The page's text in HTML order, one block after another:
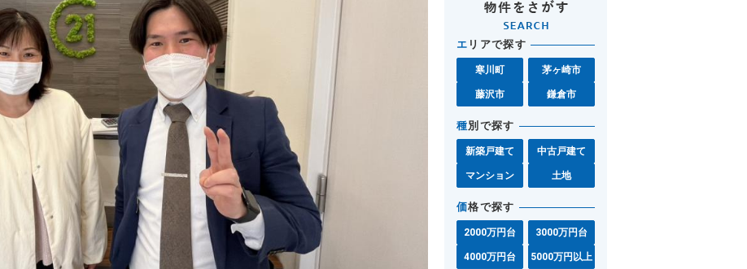
エ リアで探す
寒川町 茅ヶ崎市
藤沢市 鎌倉市
種別で探す
新築戸建て 中古戸建て
マンション 土地
価格で探す
2000万円台 3000万円台
4000万円台 5000万円以上